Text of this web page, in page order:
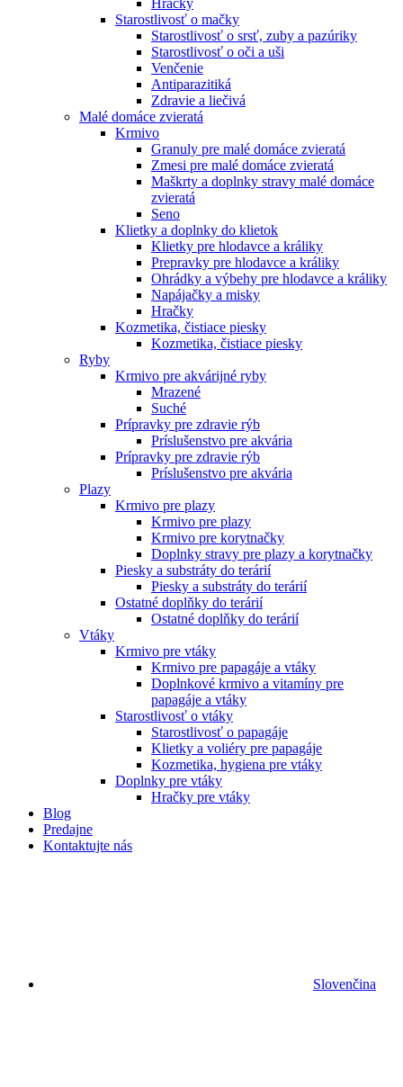
Starostlivosť o mačky
Starostlivosť o srsť, zuby a pazúriky
Starostlivosť o oči a uši
Venčenie
Antiparazitiká
Zdravie a liečivá
Malé domáce zvieratá
Krmivo
Granuly pre malé domáce zvieratá
Zmesi pre malé domáce zvieratá
Maškrty a doplnky stravy malé domáce
zvieratá
Seno
Klietky a doplnky do klietok
Klietky pre hlodavce a králiky
Prepravky pre hlodavce a králiky
Ohrádky a výbehy pre hlodavce a králiky
Napájačky a misky
Hračky
Kozmetika, čistiace piesky
Kozmetika, čistiace piesky
Ryby
Krmivo pre akvárijné ryby
Mrazené
Suché
Prípravky pre zdravie rýb
Príslušenstvo pre akvária
Prípravky pre zdravie rýb
Príslušenstvo pre akvária
Plazy
Krmivo pre plazy
Krmivo pre plazy
Krmivo pre korytnačky
Doplnky stravy pre plazy a korytnačky
Piesky a substráty do terárií
Piesky a substráty do terárií
Ostatné doplňky do terárií
Ostatné doplňky do terárií
Vtáky
Krmivo pre vtáky
Krmivo pre papagáje a vtáky
Doplnkové krmivo a vitamíny pre
papagáje a vtáky
Starostlivosť o vtáky
Starostlivosť o papagáje
Klietky a voliéry pre papagáje
Kozmetika, hygiena pre vtáky
Doplnky pre vtáky
Hračky pre vtáky
Blog
Predajne
Kontaktujte nás
Slovenčina